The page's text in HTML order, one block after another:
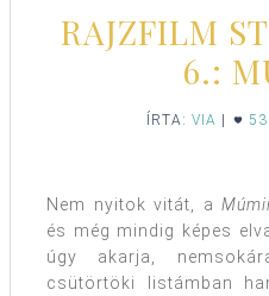
RAJZFILM
6.:
ÍRTA: VIA 53
Nem nyitok vitát, a
és még mindig képes
úgy akarja,
csütörtöki listámban